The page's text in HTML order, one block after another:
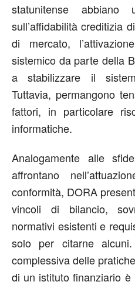
statunitense abbiano
sull’affidabilità creditizia
di mercato,
sistemico da parte della
a stabilizzare il
Tuttavia, permangono
fattori, in particolare
informatiche.
Analogamente alle
affrontano
conformità, DORA
vincoli di bilancio,
normativi esistenti e
solo per citarne
complessiva delle
di un istituto finanziario